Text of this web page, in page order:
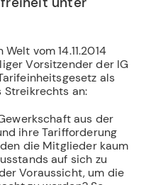
vom 14.11.2014
Vorsitzender der IG
als
Streikrechts an:
aus der
ihre Tarifforderung
die Mitglieder kaum
auf sich zu
Voraussicht, um die